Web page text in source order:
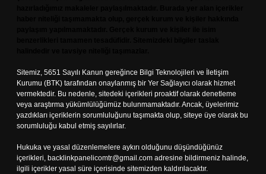
Sitemiz, 5651 Sayılı Kanun gereğince Bilgi Teknolojileri ve İletişim
Kurumu (BTK) tarafından onaylanmış bir Yer Sağlayıcı olarak hizmet
vermektedir. Bu nedenle, sitedeki içerikleri proaktif olarak denetleme
veya araştırma yükümlülüğümüz bulunmamaktadır. Ancak, üyelerimiz
yazdıkları içeriklerin sorumluluğunu taşımakta olup, siteye üye olarak bu
sorumluluğu kabul etmiş sayılırlar.
Hukuka ve yasal düzenlemelere aykırı olduğunu düşündüğünüz
içerikleri, backlinkpanelicomtr@gmail.com adresine bildirmeniz halinde,
ilgili içerikler yasal süre içerisinde sitemizden kaldırılacaktır.